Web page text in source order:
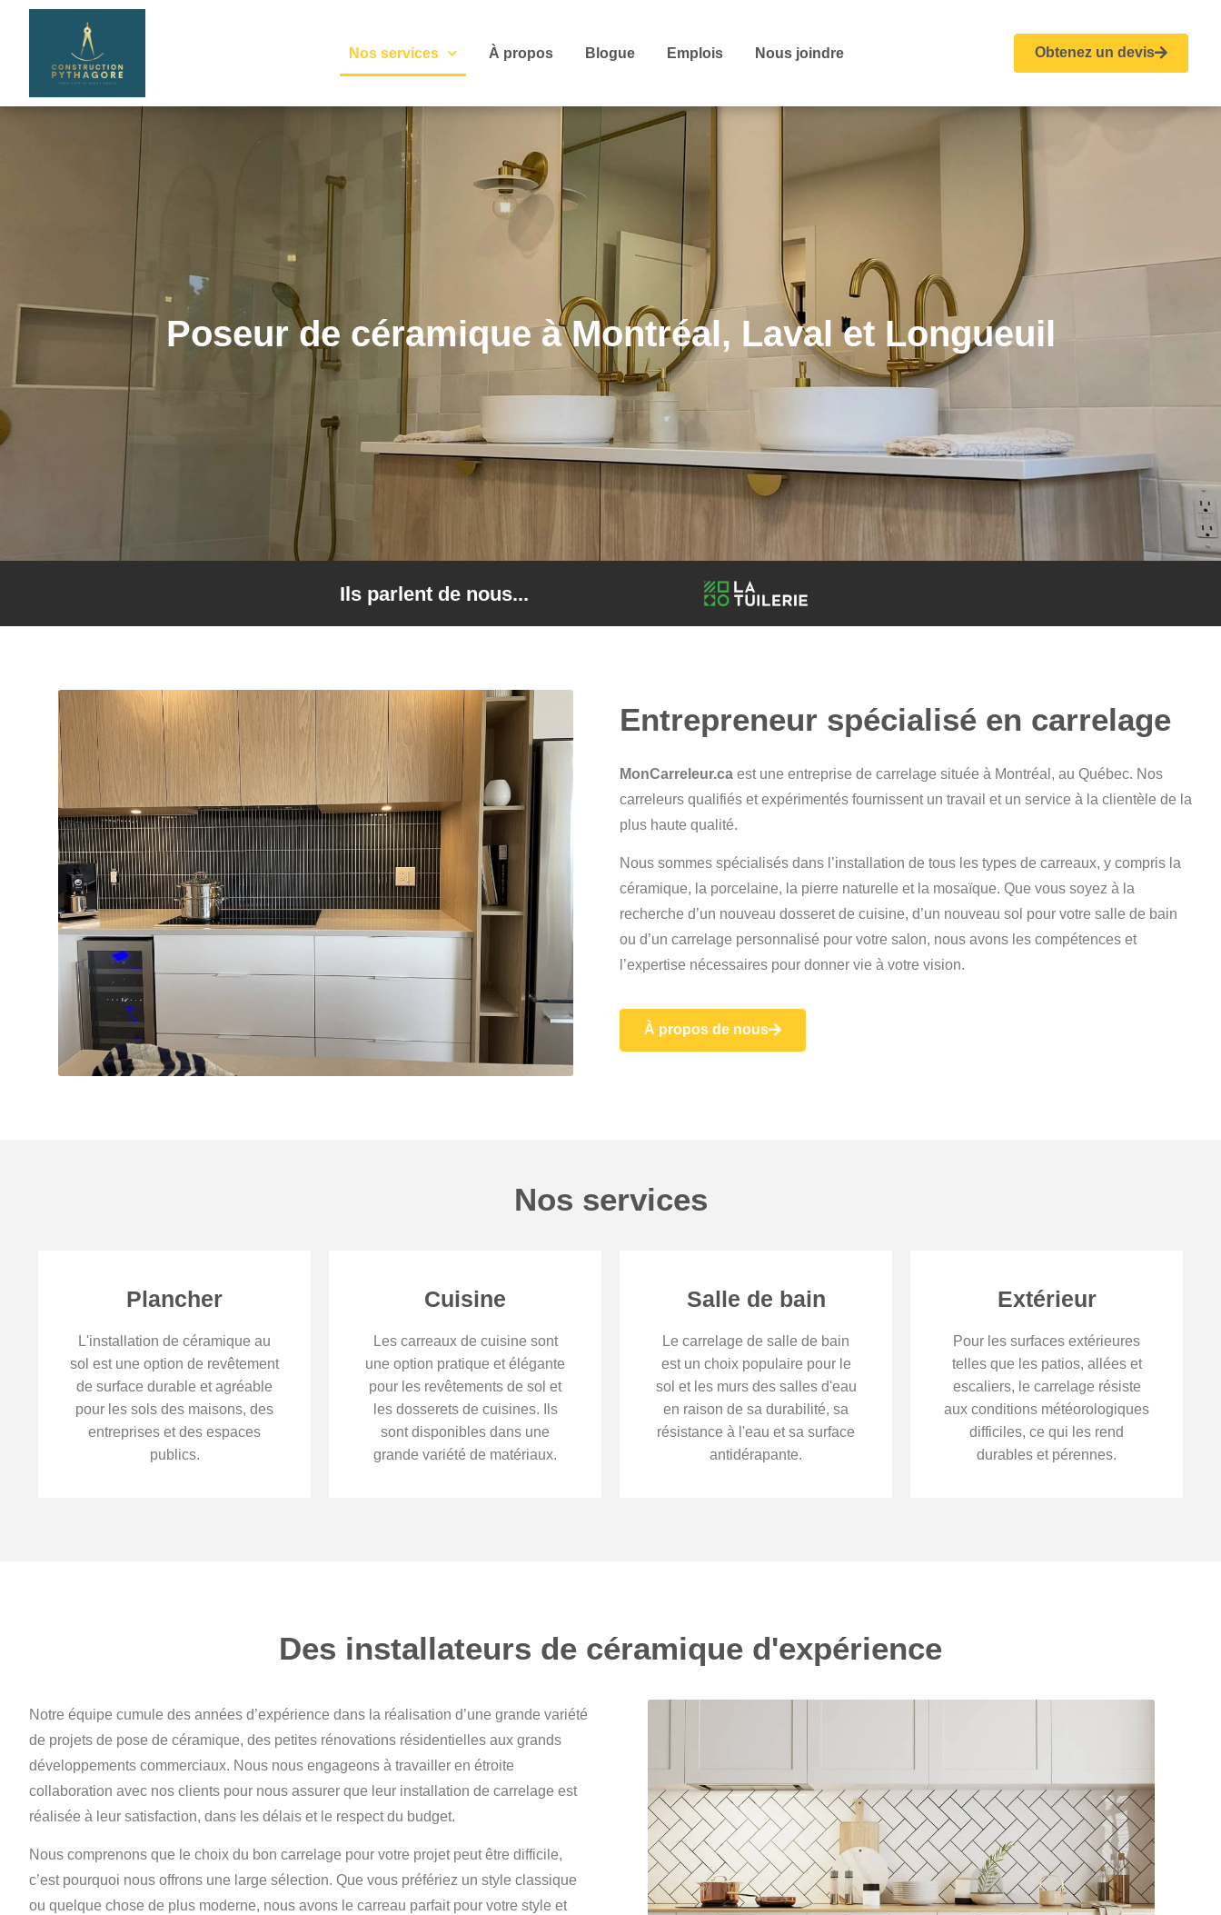
Nos services À propos Blogue Emplois Nous joindre Obtenez un devis
Poseur de céramique à Montréal, Laval et Longueuil
Ils parlent de nous...
Entrepreneur spécialisé en carrelage
MonCarreleur.ca est une entreprise de carrelage située à Montréal, au Québec. Nos
carreleurs qualifiés et expérimentés fournissent un travail et un service à la clientèle de la
plus haute qualité.
Nous sommes spécialisés dans l’installation de tous les types de carreaux, y compris la
céramique, la porcelaine, la pierre naturelle et la mosaïque. Que vous soyez à la
recherche d’un nouveau dosseret de cuisine, d’un nouveau sol pour votre salle de bain
ou d’un carrelage personnalisé pour votre salon, nous avons les compétences et
l’expertise nécessaires pour donner vie à votre vision.
À propos de nous
Nos services
Plancher
L'installation de céramique au
sol est une option de revêtement
de surface durable et agréable
pour les sols des maisons, des
entreprises et des espaces
publics.
Cuisine
Les carreaux de cuisine sont
une option pratique et élégante
pour les revêtements de sol et
les dosserets de cuisines. Ils
sont disponibles dans une
grande variété de matériaux.
Salle de bain
Le carrelage de salle de bain
est un choix populaire pour le
sol et les murs des salles d'eau
en raison de sa durabilité, sa
résistance à l'eau et sa surface
antidérapante.
Extérieur
Pour les surfaces extérieures
telles que les patios, allées et
escaliers, le carrelage résiste
aux conditions météorologiques
difficiles, ce qui les rend
durables et pérennes.
Des installateurs de céramique d'expérience
Notre équipe cumule des années d’expérience dans la réalisation d’une grande variété
de projets de pose de céramique, des petites rénovations résidentielles aux grands
développements commerciaux. Nous nous engageons à travailler en étroite
collaboration avec nos clients pour nous assurer que leur installation de carrelage est
réalisée à leur satisfaction, dans les délais et le respect du budget.
Nous comprenons que le choix du bon carrelage pour votre projet peut être difficile,
c’est pourquoi nous offrons une large sélection. Que vous préfériez un style classique
ou quelque chose de plus moderne, nous avons le carreau parfait pour votre style et